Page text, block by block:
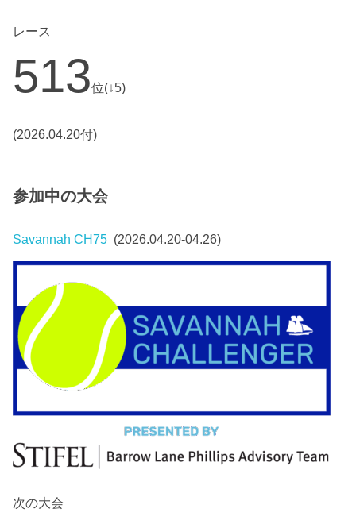
レース
513位(↓5)
(2026.04.20付)
参加中の大会
Savannah CH75 (2026.04.20-04.26)
次の大会